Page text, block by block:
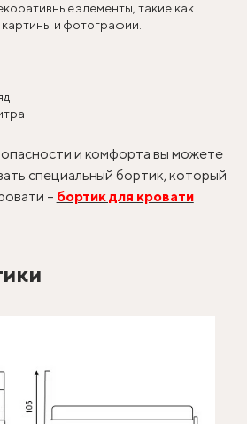
элементы, такие как
картины и фотографии.
и комфорта вы можете
специальный бортик, который
– бортик для кровати